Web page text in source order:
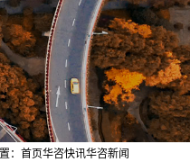
： 首页华咨快讯华咨新闻